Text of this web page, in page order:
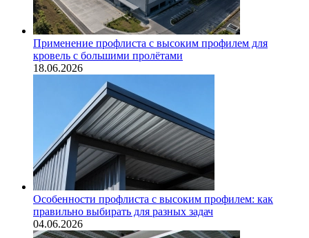
Применение профлиста с высоким профилем для
кровель с большими пролётами
18.06.2026
Особенности профлиста с высоким профилем: как
правильно выбирать для разных задач
04.06.2026